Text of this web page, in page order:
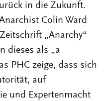
in die Zukunft.
Colin Ward
„Anarchy“
dieses als „a
PHC zeige, dass sich
auf
und Expertenmacht